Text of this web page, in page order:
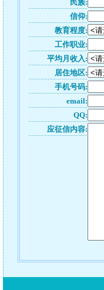
民族:
信仰:
教育程度:
工作职业:
平均月收入:
居住地区:
手机号码:
email:
QQ:
应征信内容: